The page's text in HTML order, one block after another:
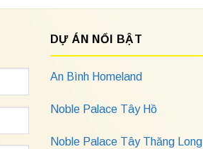
DỰ ÁN NỔI BẬT
An Bình Homeland
Noble Palace Tây Hồ
Noble Palace Tây Thăng Long